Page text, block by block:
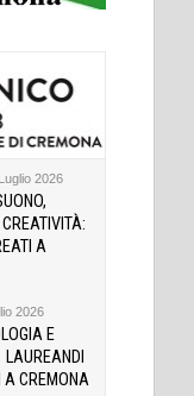
2026
A
2026
E
A CREMONA